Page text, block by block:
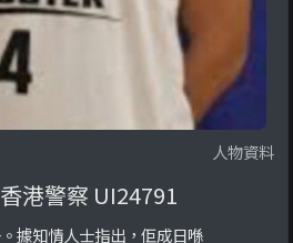
人物資料
港警察 UI24791
據知情人士指出，佢成日喺